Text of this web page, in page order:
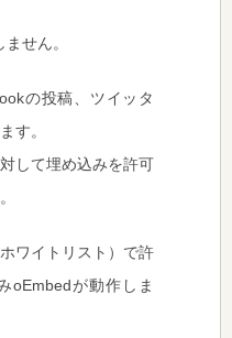
せん。
の投稿、ツイッタ
す。
して埋め込みを許可
ワイトリスト）で許
oEmbedが動作しま